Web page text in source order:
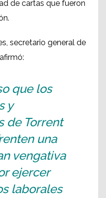
de cartas que fueron
secretario general de
que los
y
de Torrent
una
vengativa
ejercer
laborales